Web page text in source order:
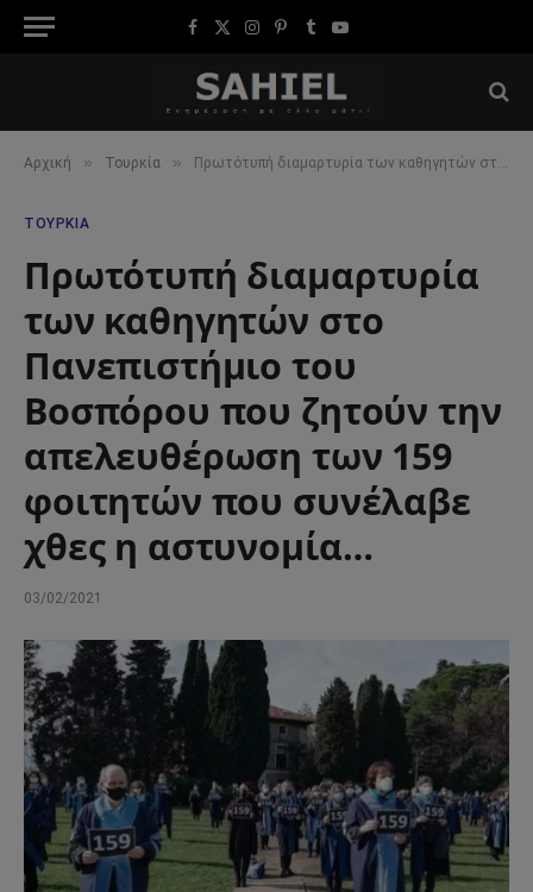
Facebook
X
Instagram
Pinterest
TumblrYouTube
Αρχική » Τουρκία » Πρωτότυπή διαμαρτυρία των καθηγητών στο Πανεπιστήμιο του Βοσπόρου που ζητούν την απελευθέρωση των 159 φοιτητών που συνέλαβε χθες η αστυνομία…
ΤΟΥΡΚΊΑ
Πρωτότυπή διαμαρτυρία
των καθηγητών στο
Πανεπιστήμιο του
Βοσπόρου που ζητούν την
απελευθέρωση των 159
φοιτητών που συνέλαβε
χθες η αστυνομία…
03/02/2021